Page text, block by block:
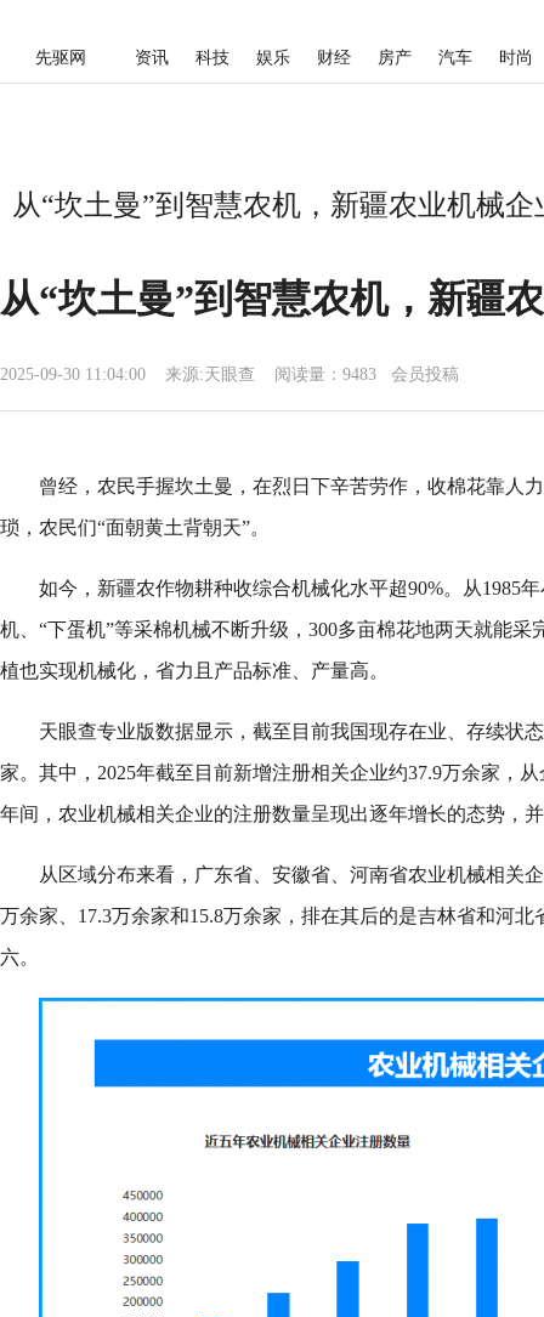
先驱网 资讯 科技 娱乐 财经 房产 汽车 时尚
从“坎土曼”到智慧农机，新疆农业机械
从“坎土曼”到智慧农机，新疆
2025-09-30 11:04:00 来源:天眼查 阅读量：9483 会员投稿
曾经，农民手握坎土曼，在烈日下辛苦劳作，收棉花靠人
琐，农民们“面朝黄土背朝天”。
如今，新疆农作物耕种收综合机械化水平超90%。从1985
机、“下蛋机”等采棉机械不断升级，300多亩棉花地两天就能采
植也实现机械化，省力且产品标准、产量高。
天眼查专业版数据显示，截至目前我国现存在业、存续状
家。其中，2025年截至目前新增注册相关企业约37.9万余家，
年间，农业机械相关企业的注册数量呈现出逐年增长的态势，
从区域分布来看，广东省、安徽省、河南省农业机械相关
万余家、17.3万余家和15.8万余家，排在其后的是吉林省和河
六。